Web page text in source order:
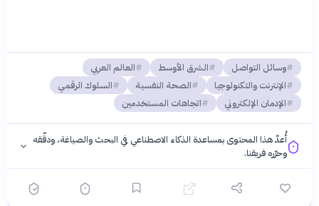
وسائل التواصل الشرق الأوسط
العالم العربي
الإنترنت والتكنولوجيا
الصحة النفسية
السلوك الرقمي
الإدمان الإلكتروني
اتجاهات المستخدمين
أُعدّ هذا المحتوى بمساعدة الذكاء الاصطناعي في البحث والصياغة، ودقّقه
وحرّره فريقنا.